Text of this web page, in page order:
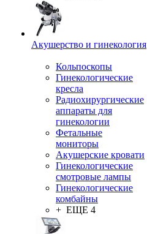
Акушерство и гинекология
Кольпоскопы
Гинекологические
кресла
Радиохирургические
аппараты для
гинекологии
Фетальные
мониторы
Акушерские кровати
Гинекологические
смотровые лампы
Гинекологические
комбайны
+ ЕЩЕ 4